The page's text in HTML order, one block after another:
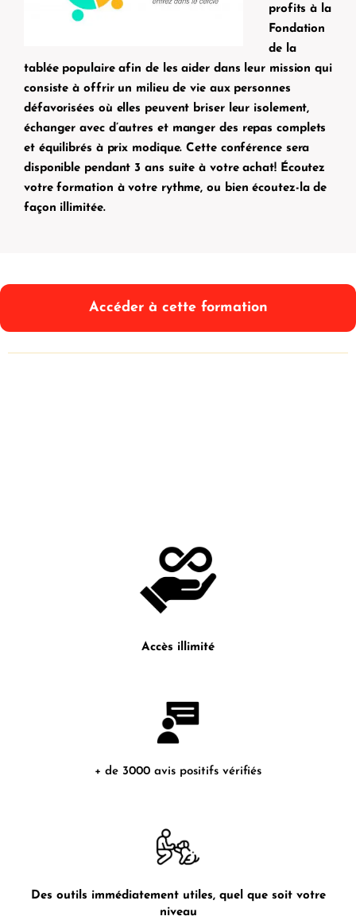
profits à la
Fondation
de la
tablée populaire afin de les aider dans leur mission qui
consiste à offrir un milieu de vie aux personnes
défavorisées où elles peuvent briser leur isolement,
échanger avec d’autres et manger des repas complets
et équilibrés à prix modique. Cette conférence sera
disponible pendant 3 ans suite à votre achat! Écoutez
votre formation à votre rythme, ou bien écoutez-la de
façon illimitée.
Accéder à cette formation
Accès illimité
+ de 3000 avis positifs vérifiés
Des outils immédiatement utiles, quel que soit votre
niveau